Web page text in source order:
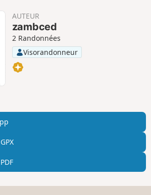
AUTEUR
zambced
2 Randonnées
Visorandonneur